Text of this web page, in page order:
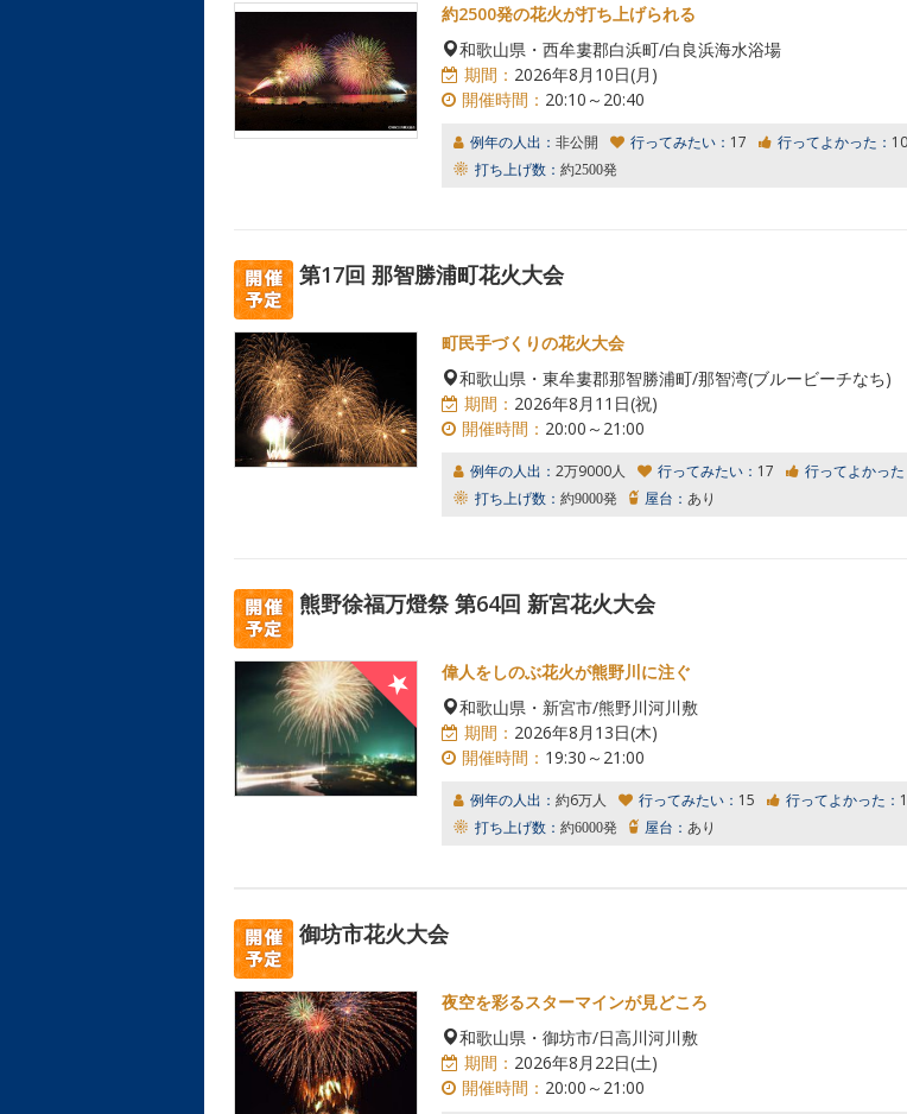
約2500発の花火が打ち上げられる
和歌山県・西牟婁郡白浜町/白良浜海水浴場
期間： 2026年8月10日(月)
開催時間： 20:10～20:40
例年の人出： 非公開 行ってみたい： 17 行ってよかった： 10
打ち上げ数： 約2500発
第17回 那智勝浦町花火大会
町民手づくりの花火大会
和歌山県・東牟婁郡那智勝浦町/那智湾(ブルービーチなち)
期間： 2026年8月11日(祝)
開催時間： 20:00～21:00
例年の人出： 2万9000人 行ってみたい： 17 行ってよかった
打ち上げ数： 約9000発 屋台： あり
熊野徐福万燈祭 第64回 新宮花火大会
偉人をしのぶ花火が熊野川に注ぐ
和歌山県・新宮市/熊野川河川敷
期間： 2026年8月13日(木)
開催時間： 19:30～21:00
例年の人出： 約6万人 行ってみたい： 15 行ってよかった：
打ち上げ数： 約6000発 屋台： あり
御坊市花火大会
夜空を彩るスターマインが見どころ
和歌山県・御坊市/日高川河川敷
期間： 2026年8月22日(土)
開催時間： 20:00～21:00